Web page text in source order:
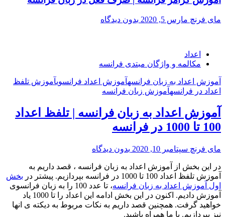
مای فرنچ مارس 5, 2020 بدون دیدگاه
اعداد
مکالمه و واژگان مبتدی فرانسه
آموزش اعداد به زبان فرانسهآموزش اعداد فرانسویآموزش تلفظ
اعداد در فرانسهآموزش زبان فرانسه
آموزش اعداد به زبان فرانسه | تلفظ اعداد
100 تا 1000 در فرانسه
مای فرنچ سپتامبر 10, 2020 بدون دیدگاه
در این بخش از آموزش اعداد به زبان فرانسه ، قصد داریم به
آموزش تلفظ اعداد 100 تا 1000 در فرانسه بپردازیم. پیشتر در
بخش
اول آموزش اعداد به زبان فرانسه
، تا عدد 100 را به زبان فرانسوی
آموزش دادیم. اکنون در این بخش ادامه این اعداد را تا 1000 یاد
خواهید گرفت. همچنین قصد داریم به نکات مربوط به دیکته ی انها
نیز بپردازیم. با ما همراه باشید.